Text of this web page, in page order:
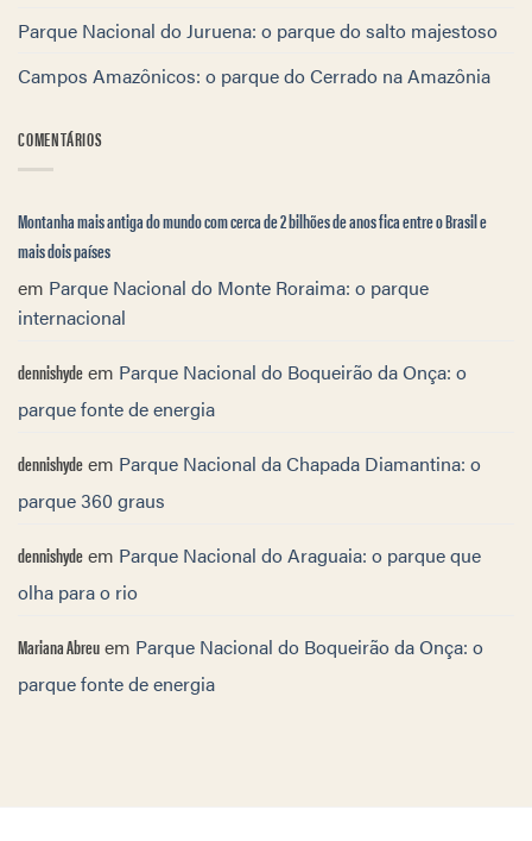
Parque Nacional do Juruena: o parque do salto majestoso
Campos Amazônicos: o parque do Cerrado na Amazônia
COMENTÁRIOS
Montanha mais antiga do mundo com cerca de 2 bilhões de anos fica entre o Brasil e
mais dois países
em Parque Nacional do Monte Roraima: o parque
internacional
dennishydeem Parque Nacional do Boqueirão da Onça: o
parque fonte de energia
dennishydeem Parque Nacional da Chapada Diamantina: o
parque 360 graus
dennishydeem Parque Nacional do Araguaia: o parque que
olha para o rio
Mariana Abreuem Parque Nacional do Boqueirão da Onça: o
parque fonte de energia